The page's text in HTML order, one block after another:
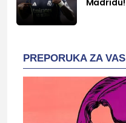
PREPORUKA ZA VAS